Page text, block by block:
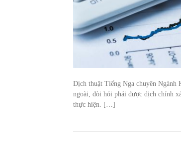
Dịch thuật Tiếng Nga chuyên Ngành
ngoài, đòi hỏi phải được dịch chính
thực hiện. […]